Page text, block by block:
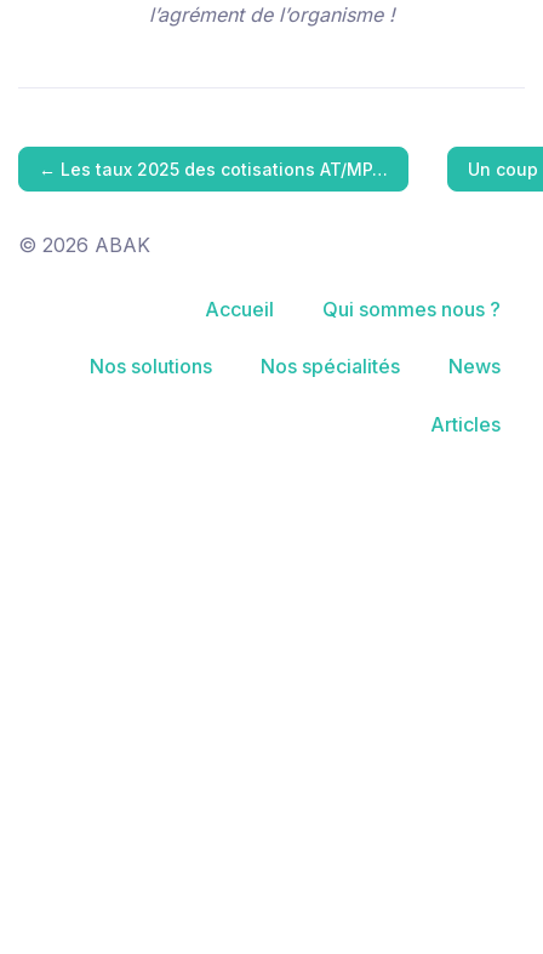
l’agrément de l’organisme !
← Les taux 2025 des cotisations AT/MP… Un
© 2026 ABAK
Accueil Qui sommes nous ?
Nos solutions Nos spécialités News
Articles